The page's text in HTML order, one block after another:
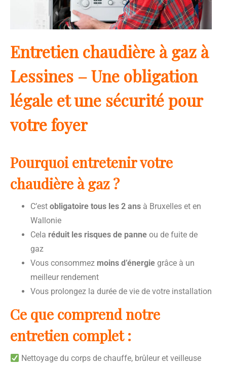
Entretien chaudière à gaz à
Lessines – Une obligation
légale et une sécurité pour
votre foyer
Pourquoi entretenir votre
chaudière à gaz ?
C’est obligatoire tous les 2 ans à Bruxelles et en
Wallonie
Cela réduit les risques de panne ou de fuite de
gaz
Vous consommez moins d’énergie grâce à un
meilleur rendement
Vous prolongez la durée de vie de votre installation
Ce que comprend notre
entretien complet :
Nettoyage du corps de chauffe, brûleur et veilleuse